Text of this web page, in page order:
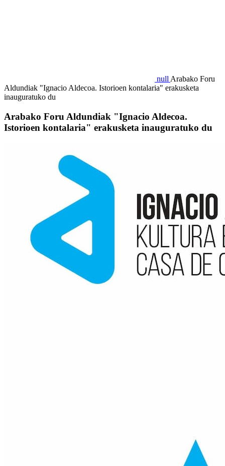
null Arabako Foru
Aldundiak "Ignacio Aldecoa. Istorioen kontalaria" erakusketa
inauguratuko du
Arabako Foru Aldundiak "Ignacio Aldecoa.
Istorioen kontalaria" erakusketa inauguratuko du